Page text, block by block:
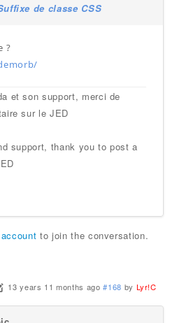
de classe CSS
?
et son support, merci de
sur le JED
support, thank you to post a
to join the conversation.
13 years 11 months ago #168 by Lyr!C